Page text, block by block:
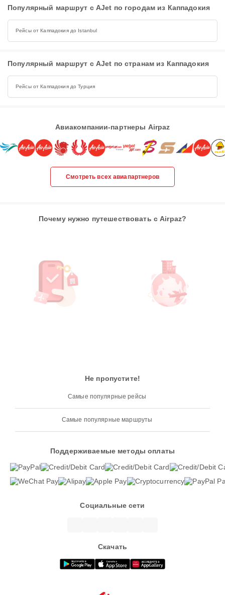
Популярный маршрут с AJet по городам из Каппадокия
Рейсы от Каппадокия до Istanbul
Популярный маршрут с AJet по странам из Каппадокия
Рейсы от Каппадокия до Турция
Авиакомпании-партнеры Airpaz
Смотреть всех авиапартнеров
Почему нужно путешествовать с Airpaz?
Не пропустите!
Самые популярные рейсы
Самые популярные маршруты
Поддерживаемые методы оплаты
Социальные сети
Скачать